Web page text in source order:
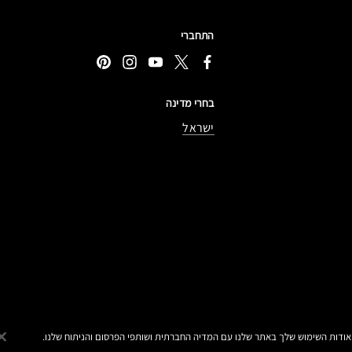
התחברי
בחרי מדינה
ישראל